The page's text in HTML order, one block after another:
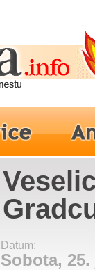
Zaka
Datum:
Sobota,